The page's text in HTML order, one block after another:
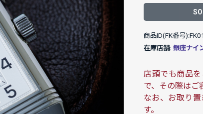
商品ID(FK番号
在庫店舗: 銀座ナイ
店頭でも商品
で、その際はご
なお、お取り
す。